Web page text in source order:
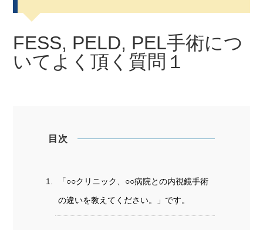
FESS, PELD, PEL手術につ
いてよく頂く質問１
目次
「○○クリニック、○○病院との内視鏡手術
の違いを教えてください。」です。